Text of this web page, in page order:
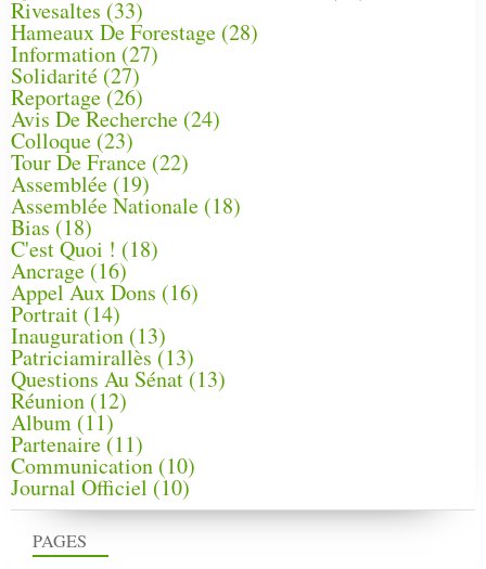
PAGES
Rivesaltes (33)
Hameaux De Forestage (28)
Information (27)
Solidarité (27)
Reportage(26)
Avis De Recherche (24)
Colloque (23)
Tour De France (22)
Assemblée (19)
Assemblée Nationale (18)
Bias (18)
C'est Quoi ! (18)
Ancrage (16)
Appel Aux Dons (16)
Portrait (14)
Inauguration (13)
Patriciamirallès (13)
Questions Au Sénat(13)
Réunion (12)
Album (11)
Partenaire(11)
Communication (10)
Journal Officiel (10)